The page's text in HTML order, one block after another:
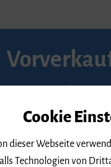
Seite von
BZ-Kartenservice
Kaiser-Joseph-Straße 229
Cookie
dieser Webseite
Technologien von